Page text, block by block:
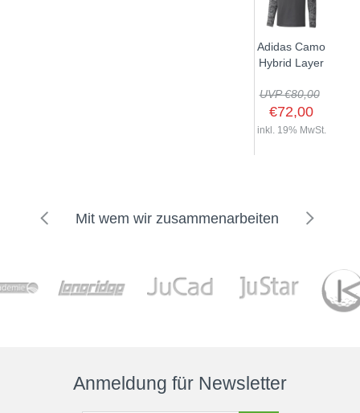
Adidas Camo
Hybrid Layer
UVP €80,00
€72,00
inkl. 19% MwSt.
Mit wem wir zusammenarbeiten
Anmeldung für Newsletter